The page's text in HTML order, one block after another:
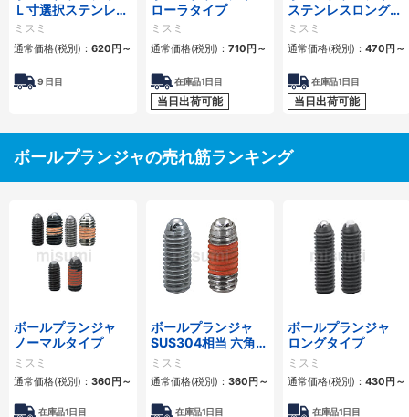
Ｌ寸選択ステンレス
ロングタイプ
ミスミ
通常価格(税別)： 620円～
9 日目
ローラタイプ
ミスミ
通常価格(税別)： 710円～
在庫品1日目
当日出荷可能
ステンレスロングタ
イプ
ミスミ
通常価格(税別)： 470円～
在庫品1日目
当日出荷可能
ボールプランジャの売れ筋ランキング
ボールプランジャ
ノーマルタイプ
ミスミ
通常価格(税別)： 360円～
在庫品1日目
ボールプランジャ
SUS304相当 六角穴
タイプ
ミスミ
通常価格(税別)： 360円～
在庫品1日目
ボールプランジャ
ロングタイプ
ミスミ
通常価格(税別)： 430円～
在庫品1日目